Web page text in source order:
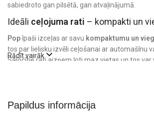
sabiedroto gan pilsētā, gan atvaļinājumā.
Ideāli ceļojuma rati – kompakti un
Popīpaši izceļas ar savu kompaktumu un
tos par lielisku izvēli ceļošanai ar automašīnu
Salocītie rati aizņem ļoti maz vietas un tos var
Funkcionalitāte, kas pārsteidz.
Rādīt vairāk
Papildus informācija